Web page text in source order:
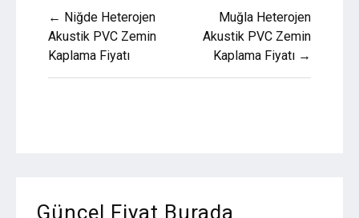
Yazı
gezinmesi
← Niğde Heterojen
Akustik PVC Zemin
Kaplama Fiyatı
Muğla Heterojen
Akustik PVC Zemin
Kaplama Fiyatı →
Güncel Fiyat Burada